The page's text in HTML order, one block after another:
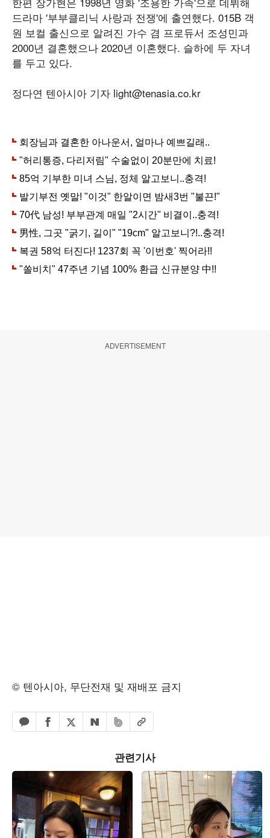
드라마 '부부클리닉 사랑과 전쟁'에 출연했다. 015B 객
원 보컬 출신으로 알려진 가수 겸 프로듀서 조성민과
2000년 결혼했으나 2020년 이혼했다. 슬하에 두 자녀
를 두고 있다.
정다연 텐아시아 기자 light@tenasia.co.kr
ADVERTISEMENT
© 텐아시아, 무단전재 및 재배포 금지
카카오톡 공유하기
페이스북 공유하기
엑스 공유하기
네이버 공유하기
밴드 공유하기
URL복사
관련기사